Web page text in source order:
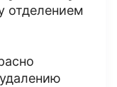
отделением